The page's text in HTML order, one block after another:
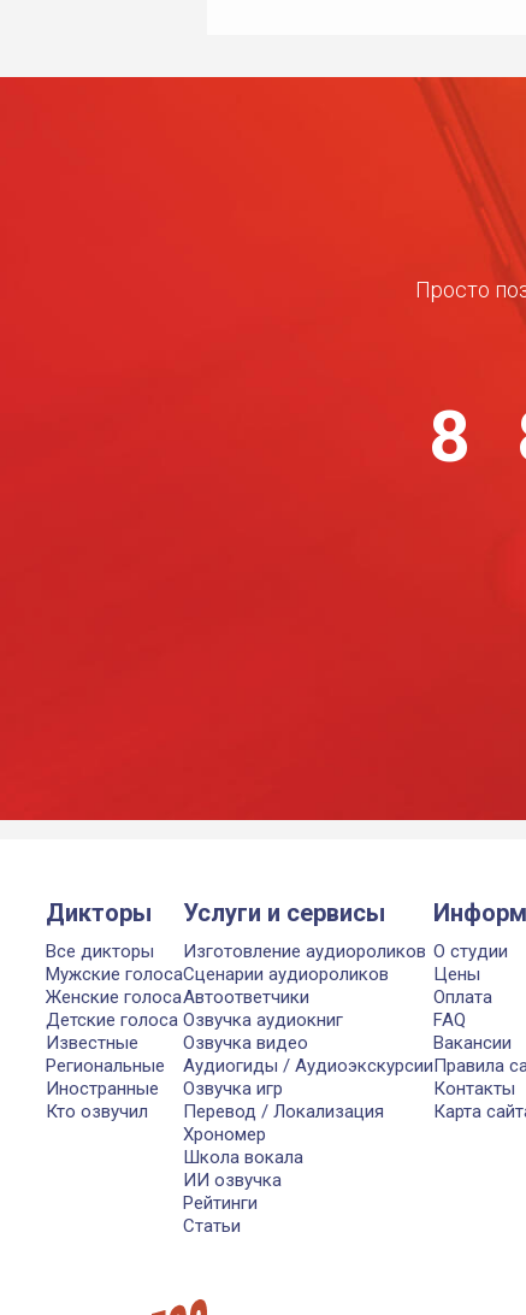
Просто
8
Дикторы
Все дикторы
Мужские голоса
Женские голоса
Детские голоса
Известные
Региональные
Иностранные
Кто озвучил
Услуги и сервисы
Изготовление аудиороликов
Сценарии аудиороликов
Автоответчики
Озвучка аудиокниг
Озвучка видео
Аудиогиды / Аудиоэкскурсии
Озвучка игр
Перевод / Локализация
Хрономер
Школа вокала
ИИ озвучка
Рейтинги
Статьи
О студии
Цены
Оплата
FAQ
Вакансии
Правила
Контакты
Карта